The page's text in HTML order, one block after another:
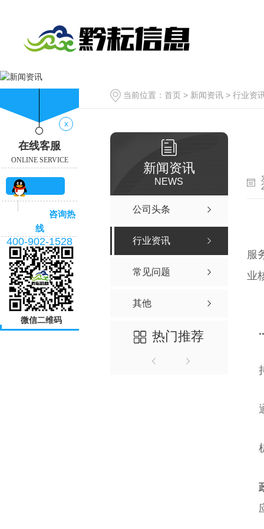
当前位置： 首页 > 新闻资讯 > 行业资
新闻资讯
NEWS
公司头条
行业资讯
常见问题
其他
热门推荐
服
业
x
在线客服
ONLINE SERVICE
咨询热
线
400-902-1528
微信二维码